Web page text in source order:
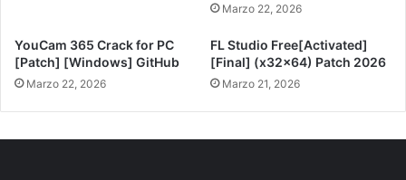
Marzo 22, 2026
YouCam 365 Crack for PC
[Patch] [Windows] GitHub
Marzo 22, 2026
FL Studio Free[Activated]
[Final] (x32x64) Patch 2026
Marzo 21, 2026